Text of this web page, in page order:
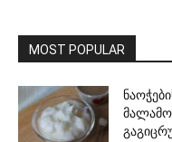
MOST POPULAR